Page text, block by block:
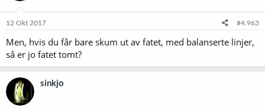
12 Okt 2017 #4.963
Men, hvis du får bare skum ut av fatet, med balanserte linjer,
så er jo fatet tomt?
sinkjo